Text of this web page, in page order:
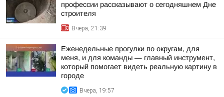
профессии рассказывают о сегодняшнем Дне
строителя
Вчера, 21:39
Еженедельные прогулки по округам, для
меня, и для команды — главный инструмент,
который помогает видеть реальную картину в
городе
Вчера, 19:57